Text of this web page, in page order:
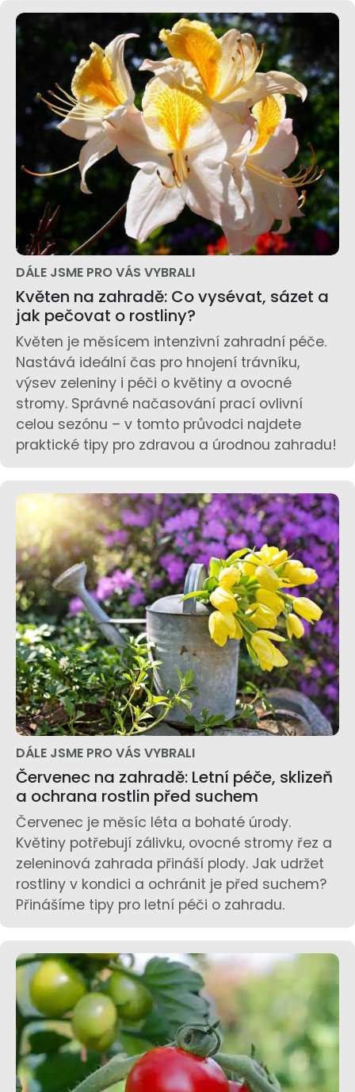
DÁLE JSME PRO VÁS VYBRALI
Květen na zahradě: Co vysévat, sázet a
jak pečovat o rostliny?
Květen je měsícem intenzivní zahradní péče.
Nastává ideální čas pro hnojení trávníku,
výsev zeleniny i péči o květiny a ovocné
stromy. Správné načasování prací ovlivní
celou sezónu – v tomto průvodci najdete
praktické tipy pro zdravou a úrodnou zahradu!
DÁLE JSME PRO VÁS VYBRALI
Červenec na zahradě: Letní péče, sklizeň
a ochrana rostlin před suchem
Červenec je měsíc léta a bohaté úrody.
Květiny potřebují zálivku, ovocné stromy řez a
zeleninová zahrada přináší plody. Jak udržet
rostliny v kondici a ochránit je před suchem?
Přinášíme tipy pro letní péči o zahradu.